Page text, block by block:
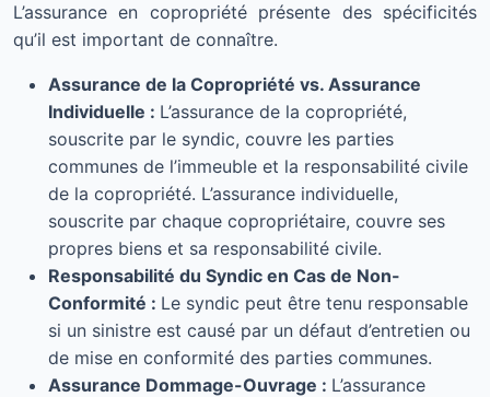
L’assurance en copropriété présente des spécificités
qu’il est important de connaître.
Assurance de la Copropriété vs. Assurance
Individuelle : L’assurance de la copropriété,
souscrite par le syndic, couvre les parties
communes de l’immeuble et la responsabilité civile
de la copropriété. L’assurance individuelle,
souscrite par chaque copropriétaire, couvre ses
propres biens et sa responsabilité civile.
Responsabilité du Syndic en Cas de Non-
Conformité : Le syndic peut être tenu responsable
si un sinistre est causé par un défaut d’entretien ou
de mise en conformité des parties communes.
Assurance Dommage-Ouvrage : L’assurance